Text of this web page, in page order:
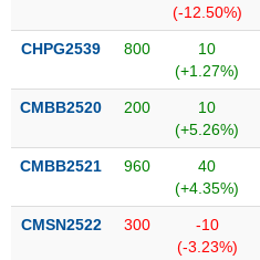
(-12.50%)
CHPG2539 800
10
(+1.27%)
CMBB2520 200
10
(+5.26%)
CMBB2521 960
40
(+4.35%)
CMSN2522 300
-10
(-3.23%)
THÔNG
TIỆN
ÍCH